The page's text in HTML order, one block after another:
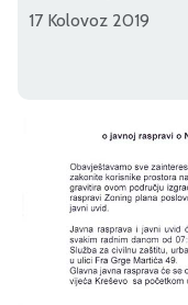
17 Kolovoz 2019